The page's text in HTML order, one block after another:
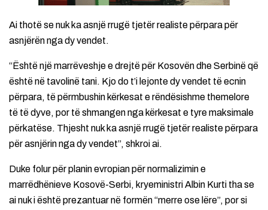
Ai thotë se nuk ka asnjë rrugë tjetër realiste përpara për
asnjërën nga dy vendet.
“Është një marrëveshje e drejtë për Kosovën dhe Serbinë që
është në tavolinë tani. Kjo do t’i lejonte dy vendet të ecnin
përpara, të përmbushin kërkesat e rëndësishme themelore
të të dyve, por të shmangen nga kërkesat e tyre maksimale
përkatëse. Thjesht nuk ka asnjë rrugë tjetër realiste përpara
për asnjërin nga dy vendet”, shkroi ai.
Duke folur për planin evropian për normalizimin e
marrëdhënieve Kosovë-Serbi, kryeministri Albin Kurti tha se
ai nuk i është prezantuar në formën “merre ose lëre”, por si